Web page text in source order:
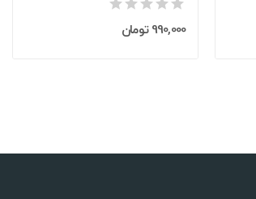
990,000 تومان